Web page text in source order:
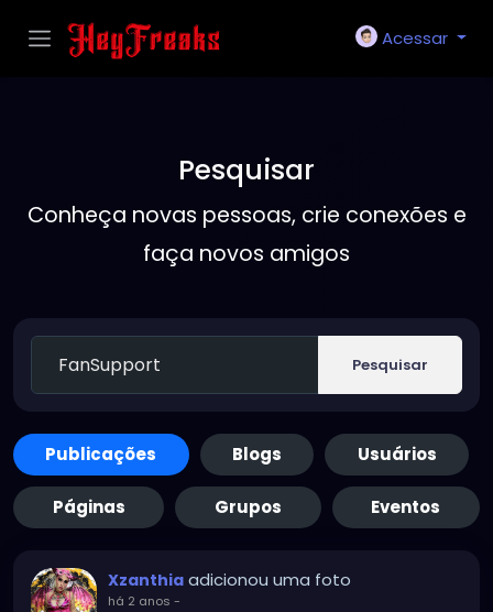
Acessar
Pesquisar
Conheça novas pessoas, crie conexões e
faça novos amigos
Pesquisar
Publicações Blogs Usuários
Páginas Grupos Eventos
Xzanthia adicionou uma foto
há 2 anos -